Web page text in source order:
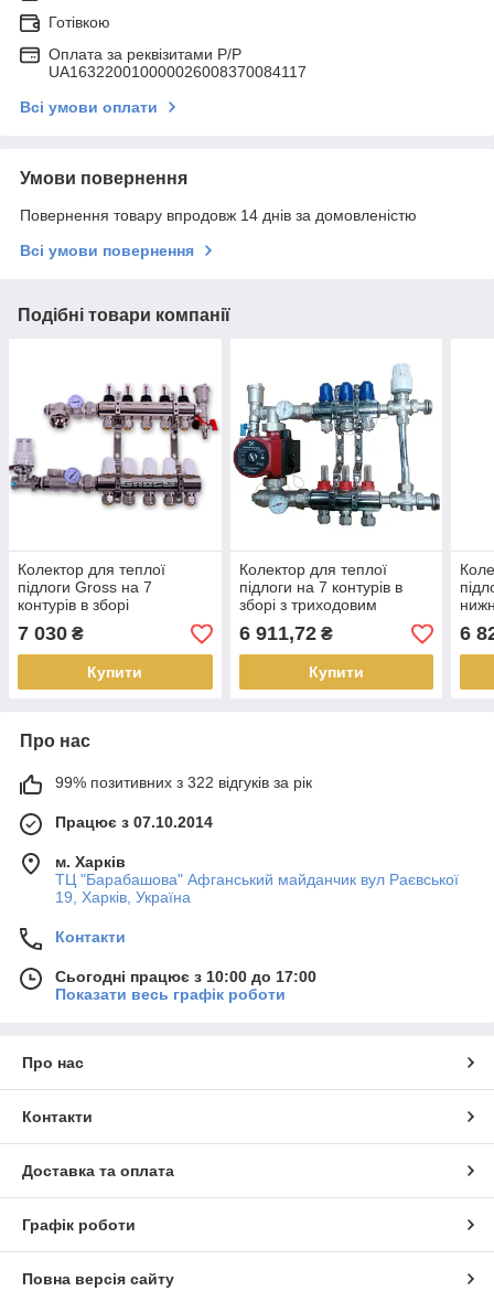
Готівкою
Оплата за реквізитами P/Р
UA163220010000026008370084117
Всі умови оплати
Умови повернення
Повернення товару впродовж 14 днів за домовленістю
Всі умови повернення
Подібні товари компанії
Колектор для теплої
підлоги Gross на 7
контурів в зборі
7 030 ₴
Купити
Колектор для теплої
підлоги на 7 контурів в
зборі з триходовим
клапаном регулювання
температури
6 911,72₴
Купити
6
Про нас
99% позитивних з 322 відгуків за рік
Працює з 07.10.2014
м. Харків
ТЦ "Барабашова" Афганський майданчик вул Раєвської
19, Харків, Україна
Контакти
Сьогодні працює з 10:00 до 17:00
Показати весь графік роботи
Про нас
Контакти
Доставка та оплата
Графік роботи
Повна версія сайту